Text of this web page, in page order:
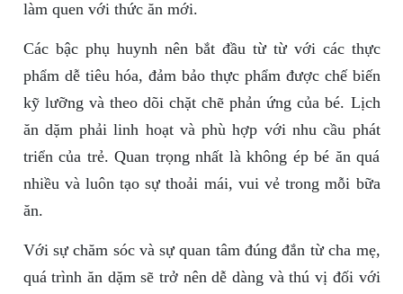
làm quen với thức ăn mới.
Các bậc phụ huynh nên bắt đầu từ từ với các thực
phẩm dễ tiêu hóa, đảm bảo thực phẩm được chế biến
kỹ lưỡng và theo dõi chặt chẽ phản ứng của bé. Lịch
ăn dặm phải linh hoạt và phù hợp với nhu cầu phát
triển của trẻ. Quan trọng nhất là không ép bé ăn quá
nhiều và luôn tạo sự thoải mái, vui vẻ trong mỗi bữa
ăn.
Với sự chăm sóc và sự quan tâm đúng đắn từ cha mẹ,
quá trình ăn dặm sẽ trở nên dễ dàng và thú vị đối với